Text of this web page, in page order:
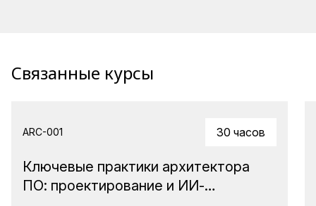
Связанные курсы
ARC-001 30 часов
Ключевые практики архитектора
ПО: проектирование и ИИ-